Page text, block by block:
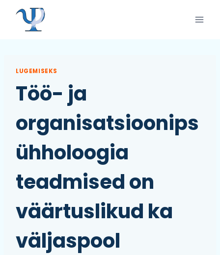
content
LUGEMISEKS
Töö- ja
organisatsioonips
ühholoogia
teadmised on
väärtuslikud ka
väljaspool